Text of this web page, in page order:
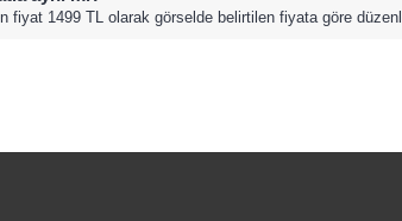
fiyat 1499 TL olarak görselde belirtilen fiyata göre